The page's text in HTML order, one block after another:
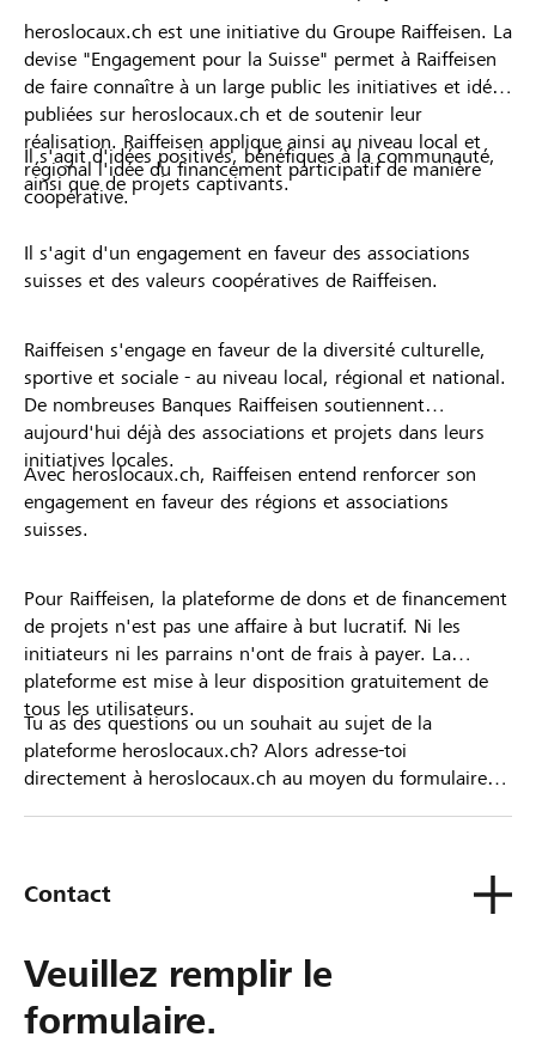
heroslocaux.ch est une initiative du Groupe Raiffeisen. La
devise "Engagement pour la Suisse" permet à Raiffeisen
de faire connaître à un large public les initiatives et idées
publiées sur heroslocaux.ch et de soutenir leur
réalisation. Raiffeisen applique ainsi au niveau local et
régional l'idée du financement participatif de manière
coopérative.
Il s'agit d'idées positives, bénéfiques à la communauté,
ainsi que de projets captivants.
Il s'agit d'un engagement en faveur des associations
suisses et des valeurs coopératives de Raiffeisen.
Raiffeisen s'engage en faveur de la diversité culturelle,
sportive et sociale - au niveau local, régional et national.
De nombreuses Banques Raiffeisen soutiennent
aujourd'hui déjà des associations et projets dans leurs
initiatives locales.
Avec heroslocaux.ch, Raiffeisen entend renforcer son
engagement en faveur des régions et associations
suisses.
Pour Raiffeisen, la plateforme de dons et de financement
de projets n'est pas une affaire à but lucratif. Ni les
initiateurs ni les parrains n'ont de frais à payer. La
plateforme est mise à leur disposition gratuitement de
tous les utilisateurs.
Tu as des questions ou un souhait au sujet de la
plateforme heroslocaux.ch? Alors adresse-toi
directement à heroslocaux.ch au moyen du formulaire
Contact
Veuillez remplir le
formulaire.